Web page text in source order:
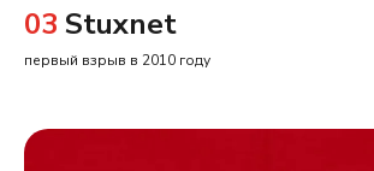
03 Stuxnet
первый взрыв в 2010 году